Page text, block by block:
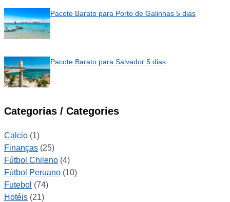
Pacote Barato para Porto de Galinhas 5 dias
Pacote Barato para Salvador 5 dias
Categorias / Categories
Calcio (1)
Finanças (25)
Fútbol Chileno (4)
Fútbol Peruano (10)
Futebol (74)
Hotéis (21)